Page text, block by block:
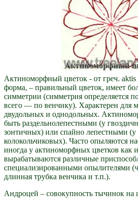
Актиноморфный цветок - от греч. aktis
форма, – правильный цветок, имеет
симметрии (симметрия определяется
всего — по венчику). Характерен для
двудольных и однодольных.
быть раздельнолепестными (у
зонтичных) или спайно лепестными (у
колокольчиковых). Часто опыляются
иногда у актиноморфных цветков как
вырабатываются различные
специализированными опылителями
длинная трубка венчика и т.п.).
Андроцей – совокупность тычинок на